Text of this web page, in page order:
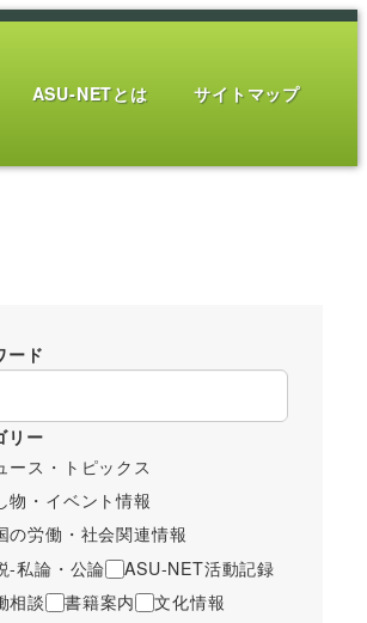
ASU-NETとは サイトマップ
ード
リー
ース・トピックス
物・イベント情報
の労働・社会関連情報
-私論・公論
ASU-NET活動記録
相談
書籍案内
文化情報